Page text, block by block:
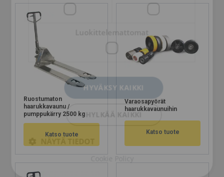
Ruostumaton
haarukkavaunu /
pumppukärry 2500 kg
Katso tuote
Varaosapyörät
haarukkavaunuihin
Katso tuote
Luokittelemattomat
HYVÄKSY KAIKKI
HYLKÄÄ KAIKKI